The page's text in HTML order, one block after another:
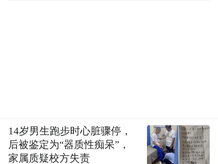
14岁男生跑步时心脏骤停，
后被鉴定为“器质性痴呆”，
家属质疑校方失责